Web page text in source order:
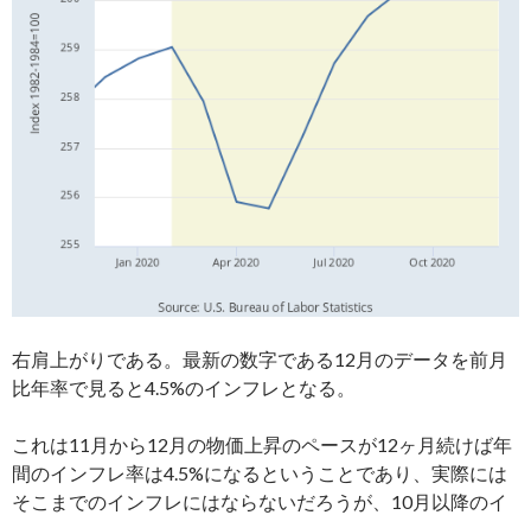
右肩上がりである。最新の数字である12月のデータを前月
比年率で見ると4.5%のインフレとなる。
これは11月から12月の物価上昇のペースが12ヶ月続けば年
間のインフレ率は4.5%になるということであり、実際には
そこまでのインフレにはならないだろうが、10月以降のイ